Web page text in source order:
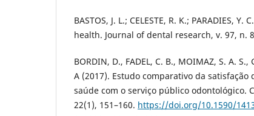
BASTOS, J. L.; CELESTE, R. K.; PARADIES,
health. Journal of dental research, v. 97, n.
BORDIN, D., FADEL, C. B., MOIMAZ, S. A. S.,
A (2017). Estudo comparativo da
saúde com o serviço público odontológico.
22(1), 151–160. https://doi.org/10.1590/